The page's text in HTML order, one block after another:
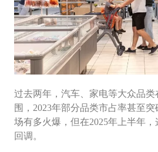
过去两年，汽车、家电等大众品
围，2023年部分品类市占率甚至
场有多火爆，但在2025年上半年
回调。